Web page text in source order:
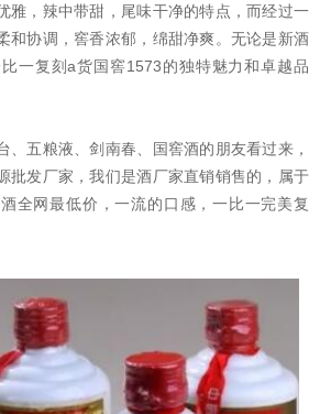
雅，辣中带甜，尾味干净的特点，而经过一
和协调，窖香浓郁，绵甜净爽。无论是新酒
一复刻a货国窖1573的独特魅力和卓越品
、五粮液、剑南春、国窖酒的朋友看过来，
批发厂家，我们是酒厂家直销销售的，属于
全网最低价，一流的口感，一比一完美复